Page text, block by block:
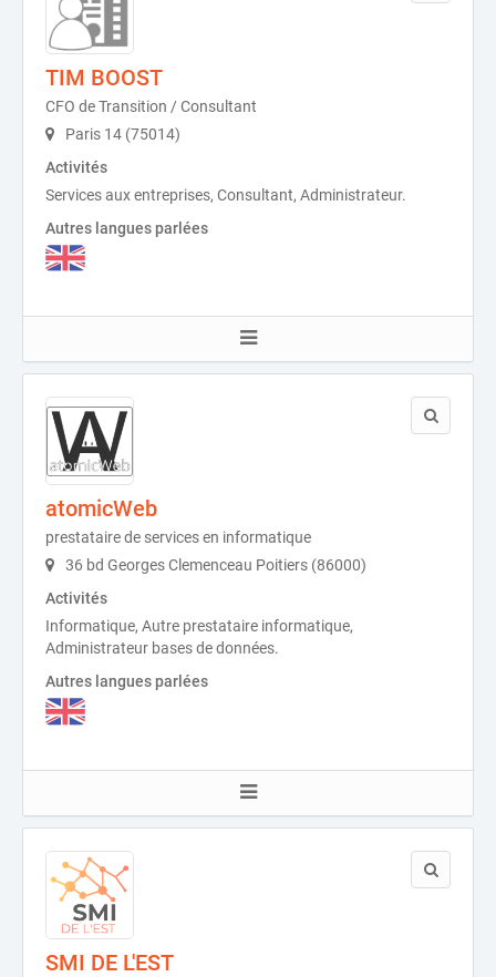
TIM BOOST
CFO de Transition / Consultant
Paris 14 (75014)
Activités
Services aux entreprises, Consultant, Administrateur.
Autres langues parlées
atomicWeb
prestataire de services en informatique
36 bd Georges Clemenceau Poitiers (86000)
Activités
Informatique, Autre prestataire informatique,
Administrateur bases de données.
Autres langues parlées
SMI DE L'EST